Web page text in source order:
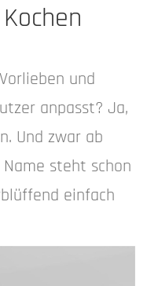
und
anpasst? Ja,
Und zwar ab
Name steht schon
einfach